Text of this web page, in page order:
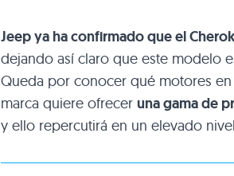
Jeep ya ha confirmado que el
dejando así claro que este modelo
Queda por conocer qué motores
marca quiere ofrecer una gama de
y ello repercutirá en un elevado